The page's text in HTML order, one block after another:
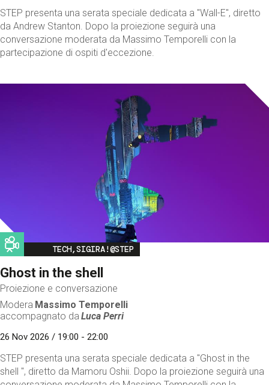
STEP presenta una serata speciale dedicata a "Wall-E", diretto
da Andrew Stanton. Dopo la proiezione seguirà una
conversazione moderata da Massimo Temporelli con la
partecipazione di ospiti d'eccezione.
Image
TECH,SIGIRA!@STEP
Ghost in the shell
Proiezione e conversazione
Modera Massimo Temporelli
accompagnato da Luca Perri
26 Nov 2026 / 19:00 - 22:00
STEP presenta una serata speciale dedicata a "Ghost in the
shell ", diretto da Mamoru Oshii. Dopo la proiezione seguirà una